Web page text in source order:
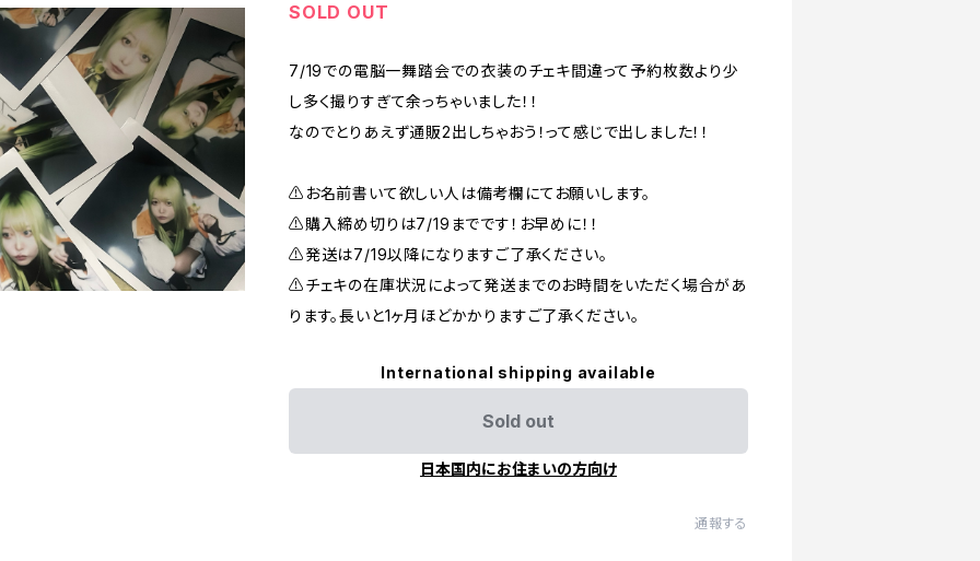
SOLD OUT
7/19での電脳一舞踏会での衣装のチェキ間違って予約枚数より少
し多く撮りすぎて余っちゃいました！！
なのでとりあえず通販2出しちゃおう！って感じで出しました！！
⚠️お名前書いて欲しい人は備考欄にてお願いします。
⚠️購入締め切りは7/19までです！お早めに！！
⚠️発送は7/19以降になりますご了承ください。
⚠️チェキの在庫状況によって発送までのお時間をいただく場合があ
ります。長いと1ヶ月ほどかかりますご了承ください。
International shipping available
Sold out
日本国内にお住まいの方向け
通報する